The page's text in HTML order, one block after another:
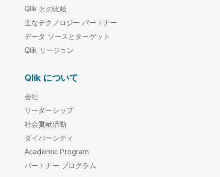
Qlik との比較
主なテクノロジー パートナー
データ ソースとターゲット
Qlik リージョン
Qlik について
会社
リーダーシップ
社会貢献活動
ダイバーシティ
Academic Program
パートナー プログラム